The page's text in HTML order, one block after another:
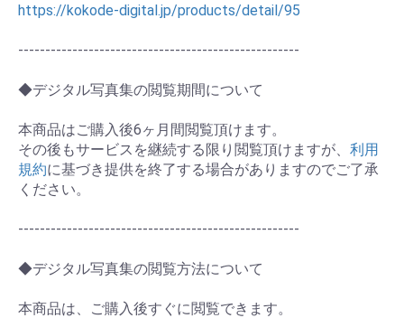
https://kokode-digital.jp/products/detail/95
----------------------------------------------------
◆デジタル写真集の閲覧期間について
本商品はご購入後6ヶ月間閲覧頂けます。
その後もサービスを継続する限り閲覧頂けますが、 利用
規約に基づき提供を終了する場合がありますのでご了承
ください。
----------------------------------------------------
◆デジタル写真集の閲覧方法について
本商品は、ご購入後すぐに閲覧できます。